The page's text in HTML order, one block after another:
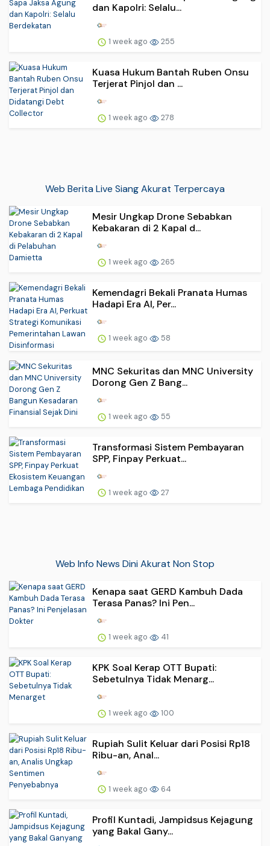
dan Kapolri: Selalu...
1 week ago 255
Kuasa Hukum Bantah Ruben Onsu
Terjerat Pinjol dan ...
1 week ago 278
Web Berita Live Siang Akurat Terpercaya
Mesir Ungkap Drone Sebabkan
Kebakaran di 2 Kapal d...
1 week ago 265
Kemendagri Bekali Pranata Humas
Hadapi Era AI, Per...
1 week ago 58
MNC Sekuritas dan MNC University
Dorong Gen Z Bang...
1 week ago 55
Transformasi Sistem Pembayaran
SPP, Finpay Perkuat...
1 week ago 27
Web Info News Dini Akurat Non Stop
Kenapa saat GERD Kambuh Dada
Terasa Panas? Ini Pen...
1 week ago 41
KPK Soal Kerap OTT Bupati:
Sebetulnya Tidak Menarg...
1 week ago 100
Rupiah Sulit Keluar dari Posisi Rp18
Ribu-an, Anal...
1 week ago 64
Profil Kuntadi, Jampidsus Kejagung
yang Bakal Gany...